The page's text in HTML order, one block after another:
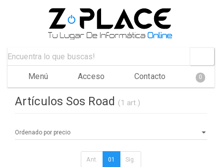
Menú Acceso Contacto 0
Artículos Sos Road (1 art.)
Ant. 01 Sig.